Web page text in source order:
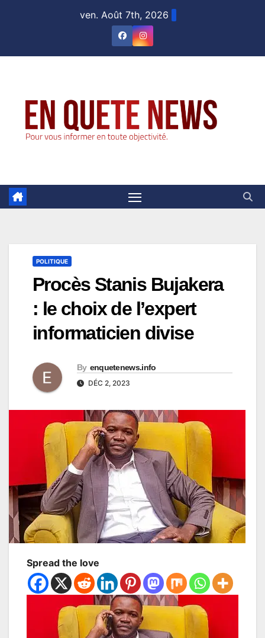
ven. Août 7th, 2026
POLITIQUE
Procès Stanis Bujakera
: le choix de l’expert
informaticien divise
By enquetenews.info
DÉC 2, 2023
Spread the love